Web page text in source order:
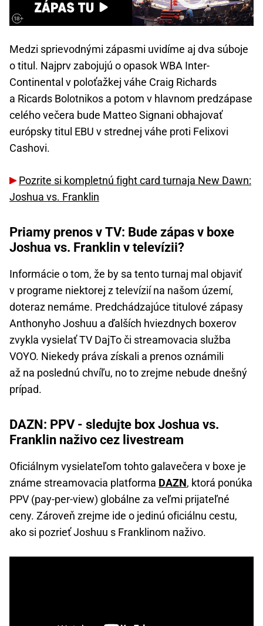
Medzi sprievodnými zápasmi uvidíme aj dva súboje
o titul. Najprv zabojujú o opasok WBA Inter-
Continental v poloťažkej váhe Craig Richards
a Ricards Bolotnikos a potom v hlavnom predzápase
celého večera bude Matteo Signani obhajovať
európsky titul EBU v strednej váhe proti Felixovi
Cashovi.
Pozrite si kompletnú fight card turnaja New Dawn:
Joshua vs. Franklin
Priamy prenos v TV: Bude zápas v boxe
Joshua vs. Franklin v televízii?
Informácie o tom, že by sa tento turnaj mal objaviť
v programe niektorej z televízií na našom území,
doteraz nemáme. Predchádzajúce titulové zápasy
Anthonyho Joshuu a ďalších hviezdnych boxerov
zvykla vysielať TV DajTo či streamovacia služba
VOYO. Niekedy práva získali a prenos oznámili
až na poslednú chvíľu, no to zrejme nebude dnešný
prípad.
DAZN: PPV - sledujte box Joshua vs.
Franklin naživo cez livestream
Oficiálnym vysielateľom tohto galavečera v boxe je
známe streamovacia platforma DAZN, ktorá ponúka
PPV (pay-per-view) globálne za veľmi prijateľné
ceny. Zároveň zrejme ide o jedinú oficiálnu cestu,
ako si pozrieť Joshuu s Franklinom naživo.